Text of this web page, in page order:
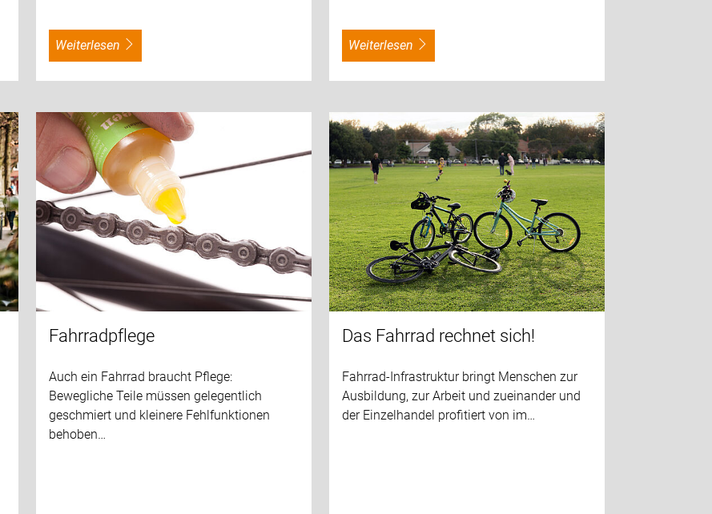
weiterlesen weiterlesen
Fahrradpflege
Auch ein Fahrrad braucht Pflege:
Bewegliche Teile müssen gelegentlich
geschmiert und kleinere Fehlfunktionen
behoben…
Das Fahrrad rechnet sich!
Fahrrad-Infrastruktur bringt Menschen zur
Ausbildung, zur Arbeit und zueinander und
der Einzelhandel profitiert von im…